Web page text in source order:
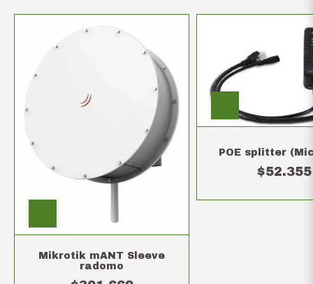
Mikrotik mANT Sleeve
radomo
POE splitter
$52.355